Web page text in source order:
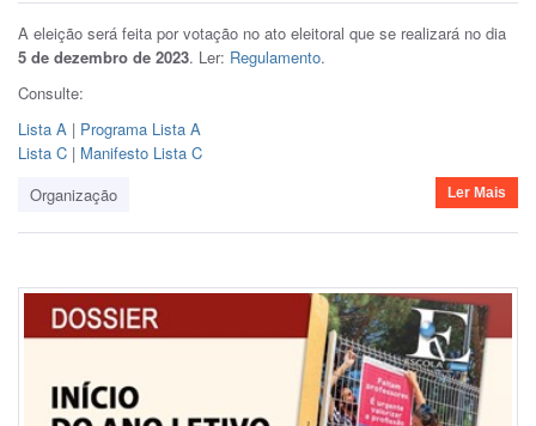
A eleição será feita por votação no ato eleitoral que se realizará no dia
5 de dezembro de 2023. Ler: Regulamento.
Consulte:
Lista A | Programa Lista A
Lista C | Manifesto Lista C
Organização
Ler Mais